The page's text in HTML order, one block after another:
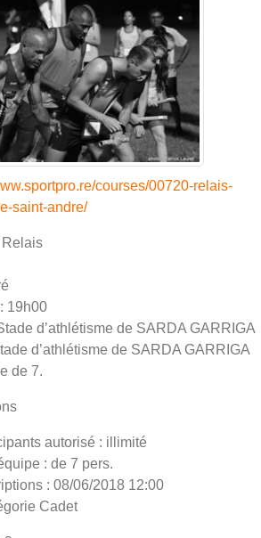
courses/00720-relais-
saint-andre/
Relais
19h00
d’athlétisme de SARDA GARRIGA
d’athlétisme de SARDA GARRIGA
de 7.
autorisé : illimité
: de 7 pers.
: 08/06/2018 12:00
Cadet